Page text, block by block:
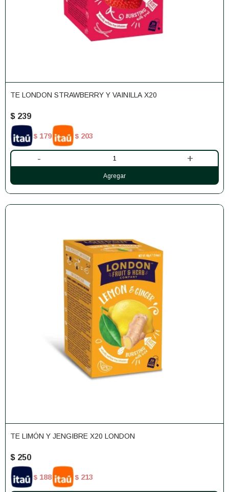
TE LONDON STRAWBERRY Y VAINILLA X20
$ 239
$ 179 $ 203
- +
TE LIMÓN Y JENGIBRE X20 LONDON
$ 250
$ 188 $ 213